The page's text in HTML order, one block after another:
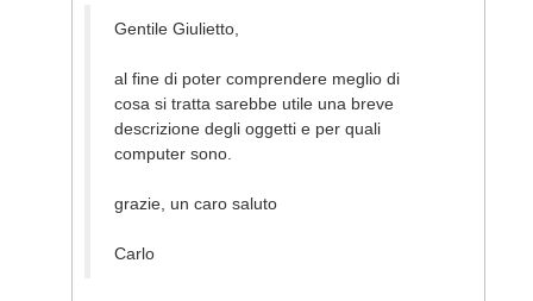
Gentile Giulietto,
al fine di poter comprendere meglio di
cosa si tratta sarebbe utile una breve
descrizione degli oggetti e per quali
computer sono.
grazie, un caro saluto
Carlo